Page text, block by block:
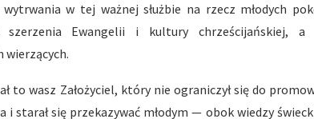
wytrwania w tej ważnej służbie na rzecz młodych
szerzenia Ewangelii i kultury chrześcijańskiej,
wierzących.
to wasz Założyciel, który nie ograniczył się do
i starał się przekazywać młodym — obok wiedzy